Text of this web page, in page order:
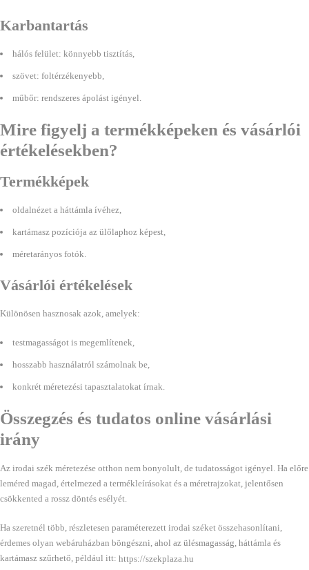
Karbantartás
hálós felület: könnyebb tisztítás,
szövet: foltérzékenyebb,
műbőr: rendszeres ápolást igényel.
Mire figyelj a termékképeken és vásárlói
értékelésekben?
Termékképek
oldalnézet a háttámla ívéhez,
kartámasz pozíciója az ülőlaphoz képest,
méretarányos fotók.
Vásárlói értékelések
Különösen hasznosak azok, amelyek:
testmagasságot is megemlítenek,
hosszabb használatról számolnak be,
konkrét méretezési tapasztalatokat írnak.
Összegzés és tudatos online vásárlási
irány
Az irodai szék méretezése otthon nem bonyolult, de tudatosságot igényel. Ha előre
leméred magad, értelmezed a termékleírásokat és a méretrajzokat, jelentősen
csökkented a rossz döntés esélyét.
Ha szeretnél több, részletesen paraméterezett irodai széket összehasonlítani,
érdemes olyan webáruházban böngészni, ahol az ülésmagasság, háttámla és
kartámasz szűrhető, például itt: https://szekplaza.hu